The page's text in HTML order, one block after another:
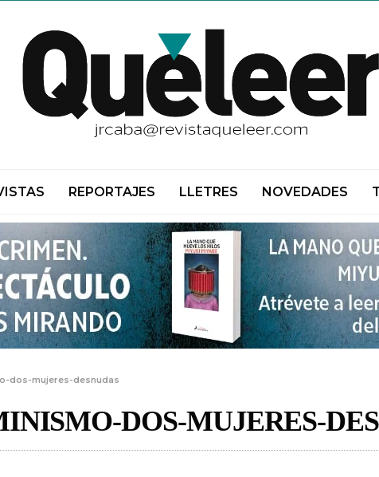
REPORTAJES LLETRES NOVEDADES
dos-mujeres-desnudas
DOS-MUJERES-